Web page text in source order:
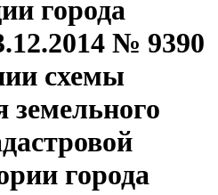
города
№ 9390
схемы
земельного
города